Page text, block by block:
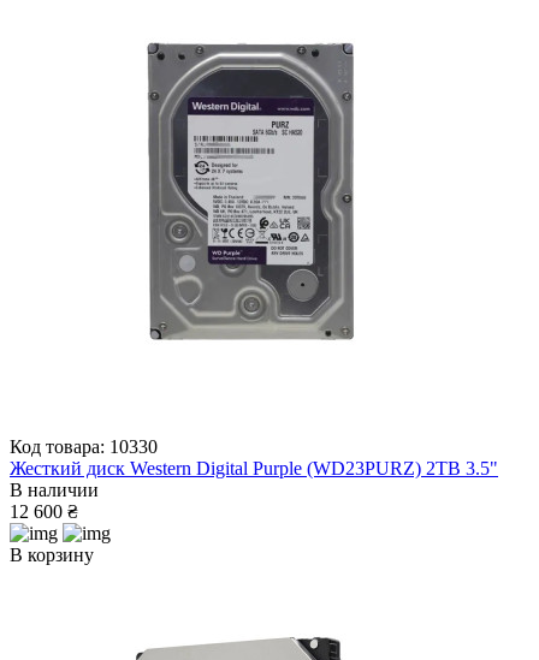
Код товара: 10330
Жесткий диск Western Digital Purple (WD23PURZ) 2ТВ 3.5"
В наличии
12 600 ₴
В корзину